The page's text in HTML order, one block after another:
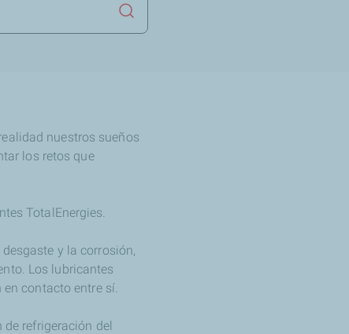
Lanzar la búsqueda
nuestros sueños
los retos que
TotalEnergies.
y la corrosión,
Los lubricantes
contacto entre sí.
refrigeración del